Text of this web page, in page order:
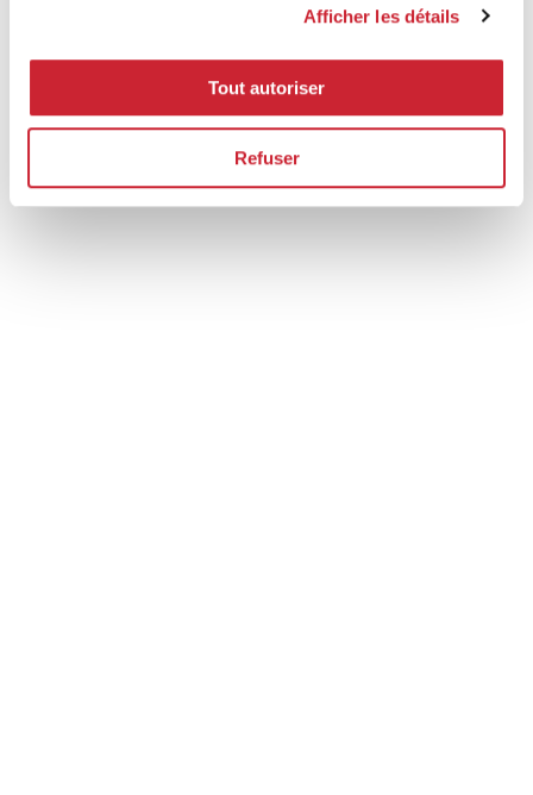
Afficher les détails
Tout autoriser
Refuser